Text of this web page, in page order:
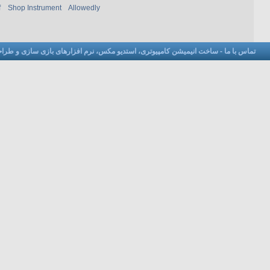
Shop Instrument Allowedly
تماس با ما - ساخت انیمیشن کامپیوتری، استدیو مکس، نرم افزارهای بازی سازی و طراحی 3